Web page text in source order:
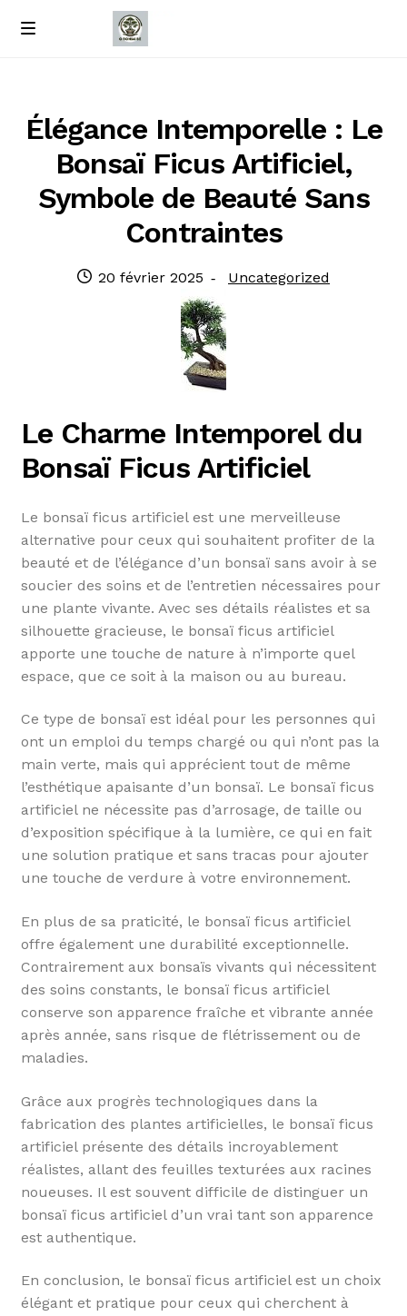
Passer
Passer
M
À propos de nous
Contact
Politique de confidentialité
Élégance Intemporelle : Le
Bonsaï Ficus Artificiel,
Symbole de Beauté Sans
Contraintes
Publié
20 février 2025
Catégorie
Uncategorized
Le Charme Intemporel du
Bonsaï Ficus Artificiel
Le bonsaï ficus artificiel est une merveilleuse
alternative pour ceux qui souhaitent profiter de la
beauté et de l’élégance d’un bonsaï sans avoir à se
soucier des soins et de l’entretien nécessaires pour
une plante vivante. Avec ses détails réalistes et sa
silhouette gracieuse, le bonsaï ficus artificiel
apporte une touche de nature à n’importe quel
espace, que ce soit à la maison ou au bureau.
Ce type de bonsaï est idéal pour les personnes qui
ont un emploi du temps chargé ou qui n’ont pas la
main verte, mais qui apprécient tout de même
l’esthétique apaisante d’un bonsaï. Le bonsaï ficus
artificiel ne nécessite pas d’arrosage, de taille ou
d’exposition spécifique à la lumière, ce qui en fait
une solution pratique et sans tracas pour ajouter
une touche de verdure à votre environnement.
En plus de sa praticité, le bonsaï ficus artificiel
offre également une durabilité exceptionnelle.
Contrairement aux bonsaïs vivants qui nécessitent
des soins constants, le bonsaï ficus artificiel
conserve son apparence fraîche et vibrante année
après année, sans risque de flétrissement ou de
maladies.
Grâce aux progrès technologiques dans la
fabrication des plantes artificielles, le bonsaï ficus
artificiel présente des détails incroyablement
réalistes, allant des feuilles texturées aux racines
noueuses. Il est souvent difficile de distinguer un
bonsaï ficus artificiel d’un vrai tant son apparence
est authentique.
En conclusion, le bonsaï ficus artificiel est un choix
élégant et pratique pour ceux qui cherchent à